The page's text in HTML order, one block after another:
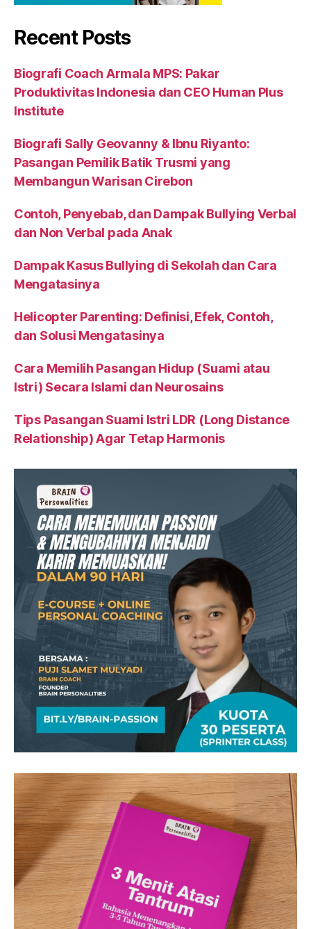
Recent Posts
Biografi Coach Armala MPS: Pakar
Produktivitas Indonesia dan CEO Human Plus
Institute
Biografi Sally Geovanny & Ibnu Riyanto:
Pasangan Pemilik Batik Trusmi yang
Membangun Warisan Cirebon
Contoh, Penyebab, dan Dampak Bullying Verbal
dan Non Verbal pada Anak
Dampak Kasus Bullying di Sekolah dan Cara
Mengatasinya
Helicopter Parenting: Definisi, Efek, Contoh,
dan Solusi Mengatasinya
Cara Memilih Pasangan Hidup (Suami atau
Istri) Secara Islami dan Neurosains
Tips Pasangan Suami Istri LDR (Long Distance
Relationship) Agar Tetap Harmonis